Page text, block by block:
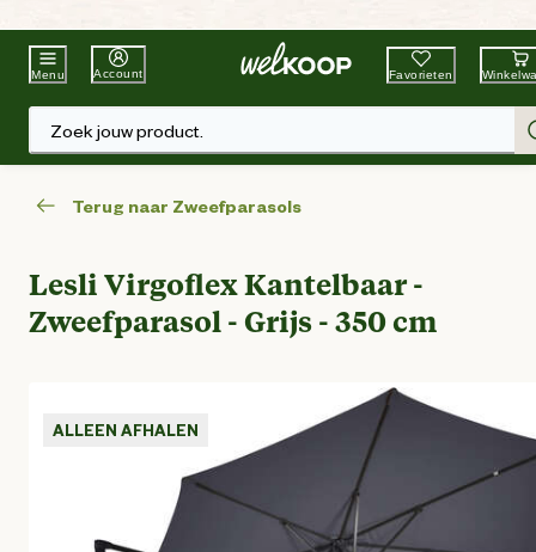
Beste WinkelketenTuin & Dier
Menu Account Favorieten
Zoek jouw product.
Terug naar Zweefparasols
Lesli Virgoflex Kantelbaar -
Zweefparasol - Grijs - 350 cm
ALLEEN AFHALEN